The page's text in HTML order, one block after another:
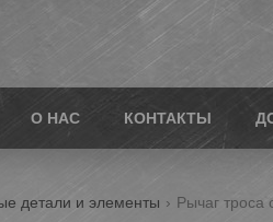
О НАС КОНТАКТЫ
детали и элементы Рычаг троса